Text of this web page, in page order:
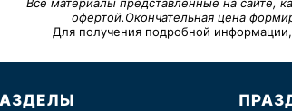
Все материалы представленные на сайте,
офертой.Окончательная цена
Для получения подробной